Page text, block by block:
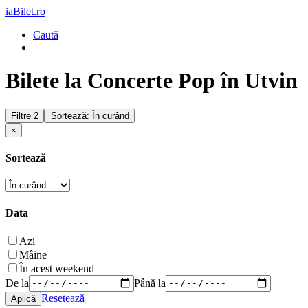
iaBilet.ro
Caută
Bilete la Concerte Pop în Utvin
Filtre 2
Sortează: În curând
×
Sortează
Data
Azi
Mâine
În acest weekend
De la
Până la
Resetează